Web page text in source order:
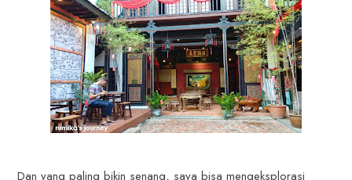
Dan yang paling bikin senang, saya bisa mengeksplorasi